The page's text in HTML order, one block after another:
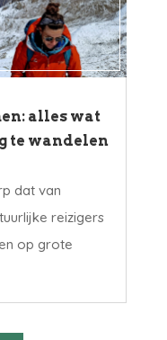
alles wat
te wandelen
dat van
reizigers
op grote